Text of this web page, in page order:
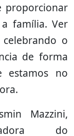
proporcionar
família. Ver
o
de forma
estamos no
Mazzini,
do